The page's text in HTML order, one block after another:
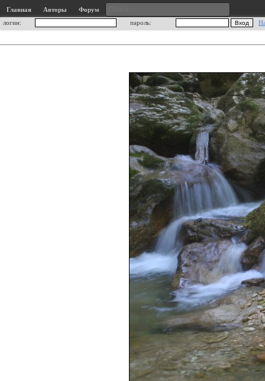
Главная Авторы
Форум
логин:
пароль: